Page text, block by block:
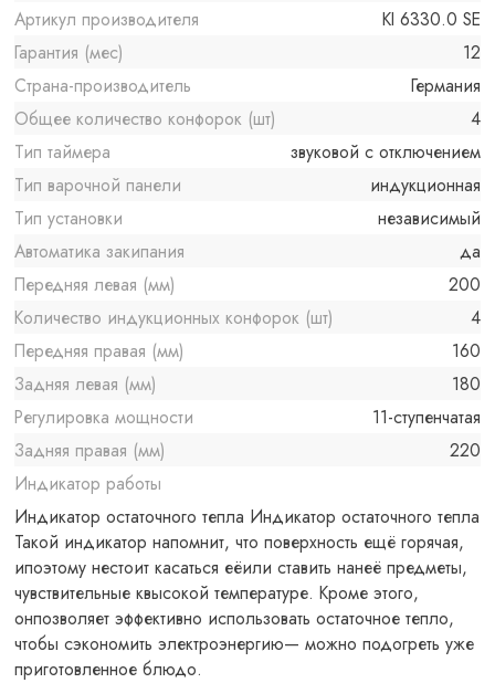
Артикул производителя
KI 6330.0 SE
Гарантия (мес)
12
Страна-производитель
Германия
Общее количество конфорок (шт)
4
Тип таймера
звуковой с отключением
Тип варочной панели
индукционная
Тип установки
независимый
Автоматика закипания
да
Передняя левая (мм)
200
Количество индукционных конфорок (шт)
4
Передняя правая (мм)
160
Задняя левая (мм)
180
Регулировка мощности
11-ступенчатая
Задняя правая (мм)
220
Индикатор работы
Индикатор остаточного тепла Индикатор остаточного тепла
Такой индикатор напомнит, что поверхность ещё горячая,
ипоэтому нестоит касаться еёили ставить нанеё предметы,
чувствительные квысокой температуре. Кроме этого,
онпозволяет эффективно использовать остаточное тепло,
чтобы сэкономить электроэнергию— можно подогреть уже
приготовленное блюдо.